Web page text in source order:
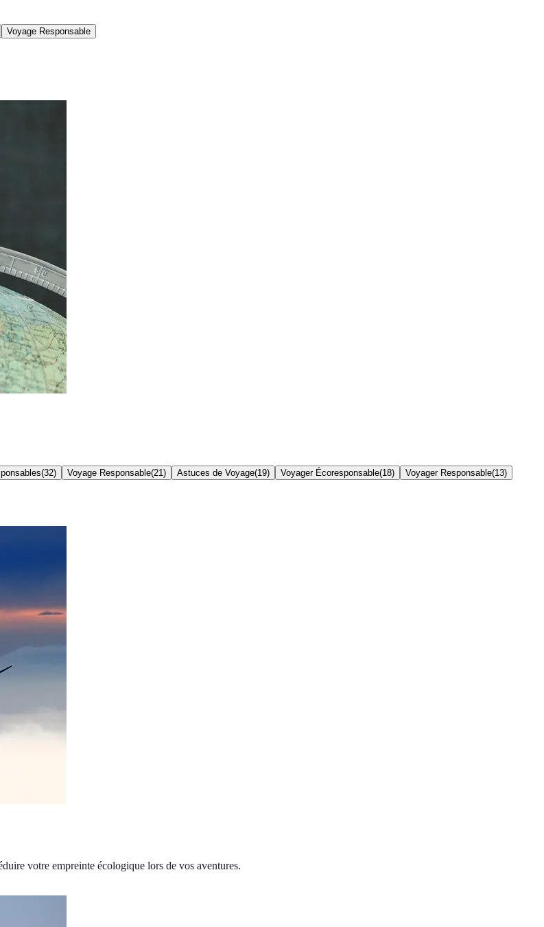
Voyage Responsable
(32) Voyage Responsable(21 ) Astuces de Voyage(19) Voyager Écoresponsable(18) Voyager Responsable(13)
votre empreinte écologique lors de vos aventures.